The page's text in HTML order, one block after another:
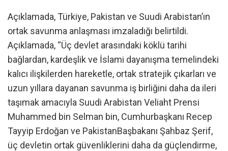
Açıklamada, Türkiye, Pakistan ve Suudi Arabistan’ın
ortak savunma anlaşması imzaladığı belirtildi.
Açıklamada, “Üç devlet arasındaki köklü tarihi
bağlardan, kardeşlik ve İslami dayanışma temelindeki
kalıcı ilişkilerden hareketle, ortak stratejik çıkarları ve
uzun yıllara dayanan savunma iş birliğini daha da ileri
taşımak amacıyla Suudi Arabistan Veliaht Prensi
Muhammed bin Selman bin, Cumhurbaşkanı Recep
Tayyip Erdoğan ve PakistanBaşbakanı Şahbaz Şerif,
üç devletin ortak güvenliklerini daha da güçlendirme,